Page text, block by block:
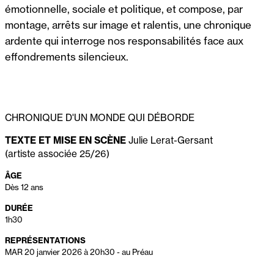
CHRONIQUE D'UN MONDE QUI DÉBORDE
TEXTE ET MISE EN SCÈNEJulie Lerat-Gersant
(artiste associée 25/26)
ÂGE
Dès 12 ans
DURÉE
1h30
REPRÉSENTATIONS
MAR 20 janvier 2026 à 20h30 - au Préau
émotionnelle, sociale et politique, et compose, par
montage, arrêts sur image et ralentis, une chronique
ardente qui interroge nos responsabilités face aux
effondrements silencieux.